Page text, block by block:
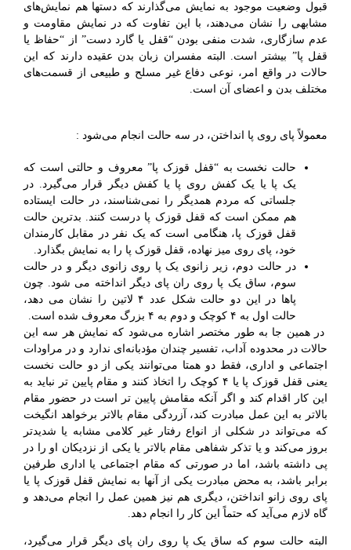
قبول وضعیت موجود به نمایش می‌گذارند که دستها هم نمایش‌های
مشابهی را نشان می‌دهند، با این تفاوت که در نمایش مقاومت و
عدم سازگاری، شدت منفی بودن “قفل یا گارد دست” از “حفاظ یا
قفل پا” بیشتر است. البته مفسران زبان بدن عقیده دارند که این
حالات در واقع امر، نوعی دفاع غیر مسلح و طبیعی از قسمت‌های
مختلف بدن و اعضای آن است.
معمولاً پای روی پا انداختن، در سه حالت انجام می‌شود :
حالت نخست به “قفل قوزک پا” معروف و حالتی است که
یک پا یا یک کفش روی پا یا کفش دیگر قرار می‌گیرد. در
جلساتی که مردم همدیگر را نمی‌شناسند، در حالت ایستاده
هم ممکن است که قفل قوزک پا درست کنند. بدترین حالت
قفل قوزک پا، هنگامی است که یک نفر در مقابل کارمندان
خود، پای روی میز نهاده، قفل قوزک پا را به نمایش بگذارد.
در حالت دوم، زیر زانوی یک پا روی زانوی دیگر و در حالت
سوم، ساق یک پا روی ران پای دیگر انداخته می شود. چون
پاها در این دو حالت شکل عدد ۴ لاتین را نشان می دهد،
حالت اول به ۴ کوچک و دوم به ۴ بزرگ معروف شده است.
در همین جا به طور مختصر اشاره می‌شود که نمایش هر سه این
حالات در محدوده آداب، تفسیر چندان مؤدبانه‌ای ندارد و در مراودات
اجتماعی و اداری، فقط دو همتا می‌توانند یکی از دو حالت نخست
یعنی قفل قوزک پا یا ۴ کوچک را اتخاذ کنند و مقام پایین تر نباید به
این کار اقدام کند و اگر آنکه مقامش پایین تر است در حضور مقام
بالاتر به این عمل مبادرت کند، آزردگی مقام بالاتر برخواهد انگیخت
که می‌تواند در شکلی از انواع رفتار غیر کلامی مشابه یا شدیدتر
بروز می‌کند و یا تذکر شفاهی مقام بالاتر یا یکی از نزدیکان او را در
پی داشته باشد، اما در صورتی که مقام اجتماعی یا اداری طرفین
برابر باشد، به محض مبادرت یکی از آنها به نمایش قفل قوزک پا یا
پای روی زانو انداختن، دیگری هم نیز همین عمل را انجام می‌دهد و
گاه لازم می‌آید که حتماً این کار را انجام دهد.
البته حالت سوم که ساق یک پا روی ران پای دیگر قرار می‌گیرد،